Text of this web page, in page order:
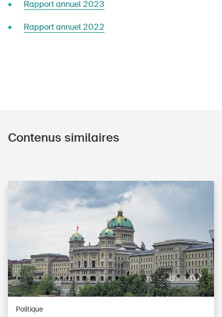
Rapport annuel 2023
Rapport annuel 2022
Contenus similaires
Politique